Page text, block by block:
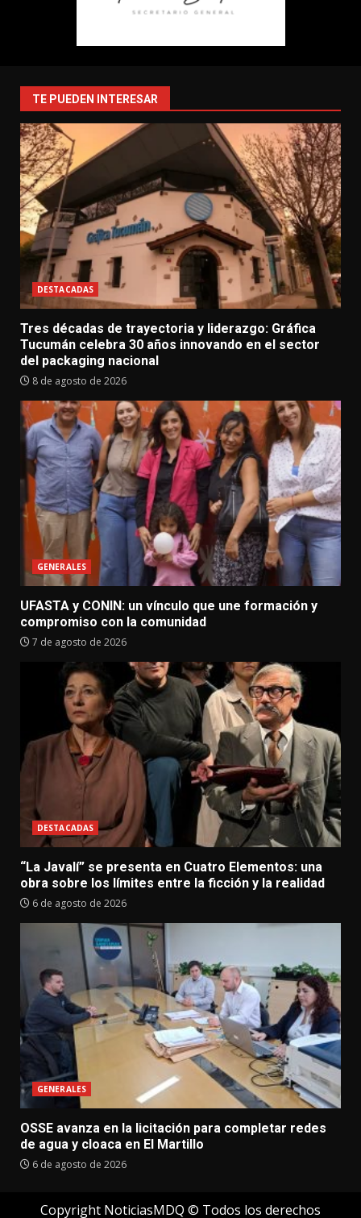
TE PUEDEN INTERESAR
DESTACADAS
Tres décadas de trayectoria y liderazgo: Gráfica
Tucumán celebra 30 años innovando en el sector
del packaging nacional
8 de agosto de 2026
GENERALES
UFASTA y CONIN: un vínculo que une formación y
compromiso con la comunidad
7 de agosto de 2026
DESTACADAS
“La Javalí” se presenta en Cuatro Elementos: una
obra sobre los límites entre la ficción y la realidad
6 de agosto de 2026
GENERALES
OSSE avanza en la licitación para completar redes
de agua y cloaca en El Martillo
6 de agosto de 2026
Copyright NoticiasMDQ © Todos los derechos